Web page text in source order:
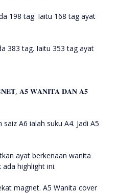
198 tag. Iaitu 168 tag ayat
383 tag. Iaitu 353 tag ayat
𝐀𝟓 𝐖𝐀𝐍𝐈𝐓𝐀 𝐃𝐀𝐍 𝐀𝟓
A6 ialah suku A4. Jadi A5
ayat berkenaan wanita
highlight ini.
magnet. A5 Wanita cover